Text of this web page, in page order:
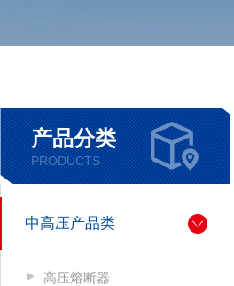
产品分类
PRODUCTS
中高压产品类
高压熔断器